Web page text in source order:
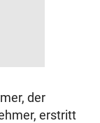
der
erstritt